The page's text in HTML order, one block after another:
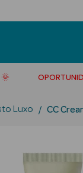
🌞
Luxo CC